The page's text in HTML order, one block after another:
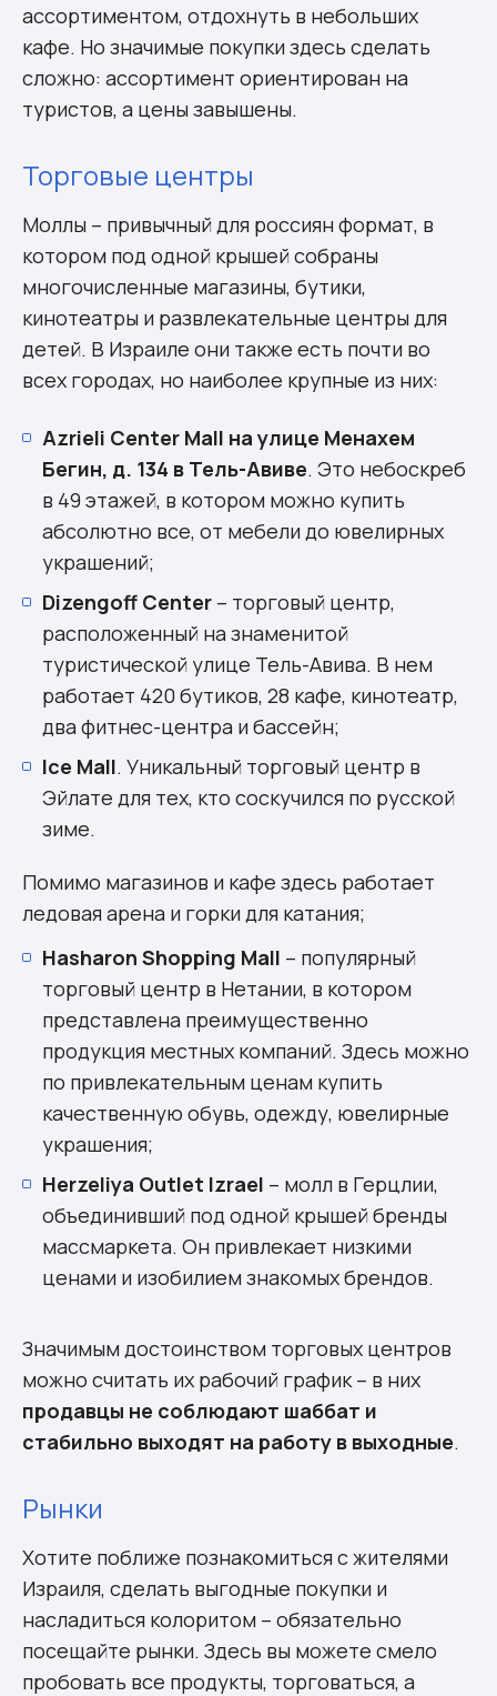
ассортиментом, отдохнуть в небольших
кафе. Но значимые покупки здесь сделать
сложно: ассортимент ориентирован на
туристов, а цены завышены.
Торговые центры
Моллы – привычный для россиян формат, в
котором под одной крышей собраны
многочисленные магазины, бутики,
кинотеатры и развлекательные центры для
детей. В Израиле они также есть почти во
всех городах, но наиболее крупные из них:
Azrieli Center Mall на улице Менахем
Бегин, д. 134 в Тель-Авиве. Это небоскреб
в 49 этажей, в котором можно купить
абсолютно все, от мебели до ювелирных
украшений;
Dizengoff Center – торговый центр,
расположенный на знаменитой
туристической улице Тель-Авива. В нем
работает 420 бутиков, 28 кафе, кинотеатр,
два фитнес-центра и бассейн;
Ice Mall. Уникальный торговый центр в
Эйлате для тех, кто соскучился по русской
зиме.
Помимо магазинов и кафе здесь работает
ледовая арена и горки для катания;
Hasharon Shopping Mall – популярный
торговый центр в Нетании, в котором
представлена преимущественно
продукция местных компаний. Здесь можно
по привлекательным ценам купить
качественную обувь, одежду, ювелирные
украшения;
Herzeliya Оutlet Izrael – молл в Герцлии,
объединивший под одной крышей бренды
массмаркета. Он привлекает низкими
ценами и изобилием знакомых брендов.
Значимым достоинством торговых центров
можно считать их рабочий график – в них
продавцы не соблюдают шаббат и
стабильно выходят на работу в выходные.
Рынки
Хотите поближе познакомиться с жителями
Израиля, сделать выгодные покупки и
насладиться колоритом – обязательно
посещайте рынки. Здесь вы можете смело
пробовать все продукты, торговаться, а